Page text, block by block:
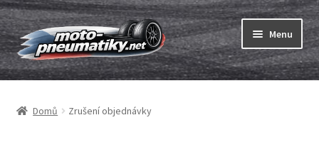
Přeskočit
na
navigaci
Přejít
k
obsahu
webu
Menu
Pneumatiky
Expand
Duše & ráfkové pásky
Domů Zrušení objednávky